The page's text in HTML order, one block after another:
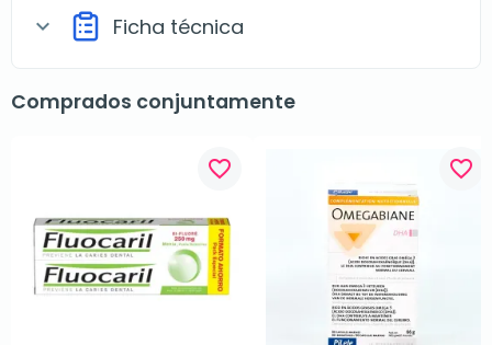
expand_more Ficha técnica
Comprados conjuntamente
favorite_border favorite_border